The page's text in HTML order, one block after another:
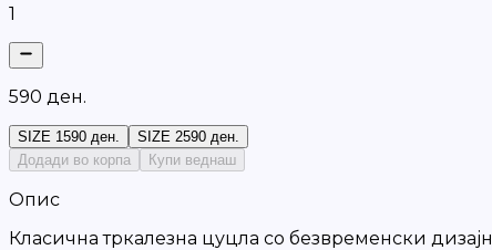
1
590 ден.
SIZE 1590 ден. SIZE 2590 ден.
Додади во корпа
Купи веднаш
Опис
Класична тркалезна цуцла со безвременски дизајн